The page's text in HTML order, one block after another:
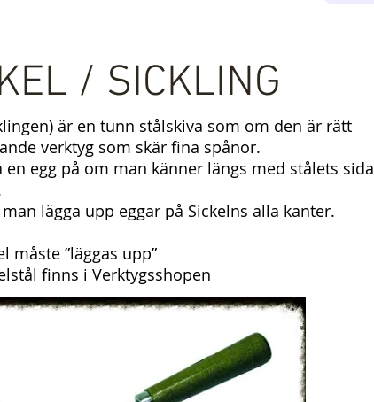
/ SICKLING
är en tunn stålskiva som om den är rätt
verktyg som skär fina spånor.
en egg på om man känner längs med stålets sida
lägga upp eggar på Sickelns alla kanter.
måste ”läggas upp”
finns i Verktygsshopen